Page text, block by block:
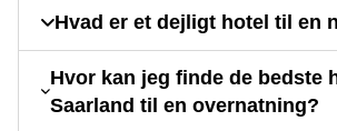
Hvad er et dejligt hotel til en
Hvor kan jeg finde de bedste
Saarland til en overnatning?